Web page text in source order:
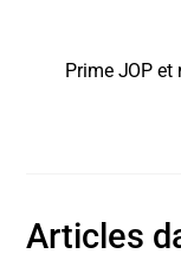
Prime JOP et
Articles